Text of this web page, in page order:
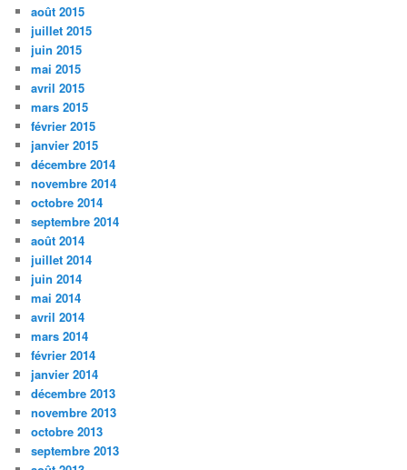
août 2015
juillet 2015
juin 2015
mai 2015
avril 2015
mars 2015
février 2015
janvier 2015
décembre 2014
novembre 2014
octobre 2014
septembre 2014
août 2014
juillet 2014
juin 2014
mai 2014
avril 2014
mars 2014
février 2014
janvier 2014
décembre 2013
novembre 2013
octobre 2013
septembre 2013